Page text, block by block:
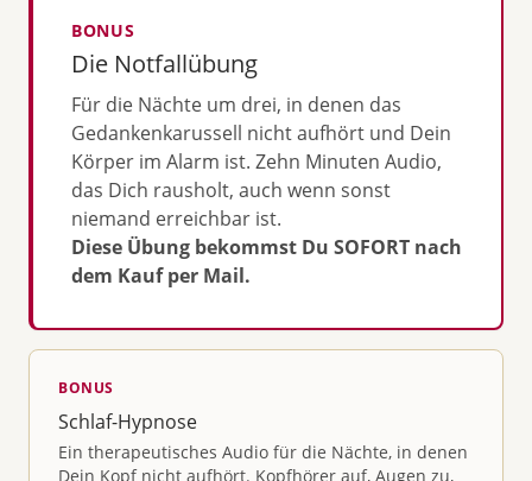
BONUS
Die Notfallübung
Für die Nächte um drei, in denen das
Gedankenkarussell nicht aufhört und Dein
Körper im Alarm ist. Zehn Minuten Audio,
das Dich rausholt, auch wenn sonst
niemand erreichbar ist.
Diese Übung bekommst Du SOFORT nach
dem Kauf per Mail.
BONUS
Schlaf-Hypnose
Ein therapeutisches Audio für die Nächte, in denen
Dein Kopf nicht aufhört. Kopfhörer auf, Augen zu,